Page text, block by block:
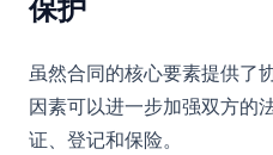
保护
虽然合同的核心要素提供了
因素可以进一步加强双方的
证、登记和保险。